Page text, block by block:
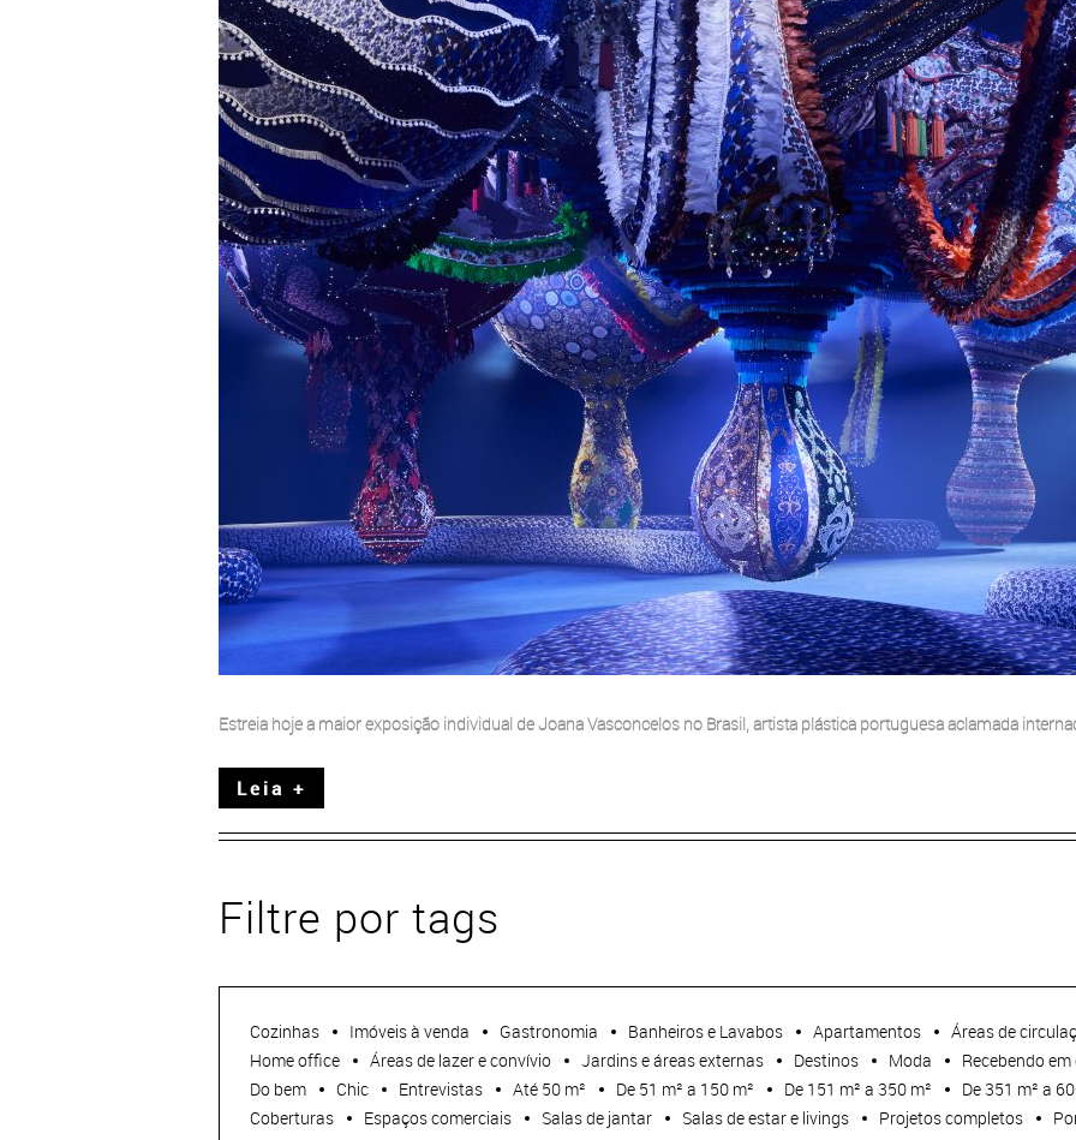
Estreia hoje a maior exposição individual de Joana Vasconcelos no Brasil, artista plástica portuguesa aclamada
Leia +
Filtre por tags
Cozinhas Imóveis à venda Gastronomia Banheiros e Lavabos Apartamentos
Áreas de
Home office
Áreas de lazer e convívio Jardins e áreas externas Destinos Moda
Recebendo
Do bem
Chic Entrevistas Até 50 m² De 51 m² a 150 m² De 151 m² a 350 m²
De 351 m² a
Coberturas
Espaços comerciais Salas de jantar Salas de estar e livings Projetos completos